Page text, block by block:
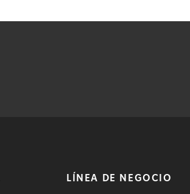
LÍNEA DE NEGOCIO